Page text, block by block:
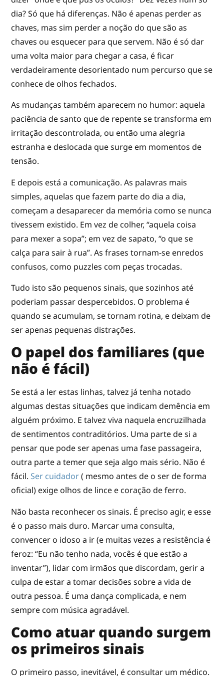
dia? Só que há diferenças. Não é apenas perder as
chaves, mas sim perder a noção do que são as
chaves ou esquecer para que servem. Não é só dar
uma volta maior para chegar a casa, é ficar
verdadeiramente desorientado num percurso que se
conhece de olhos fechados.
As mudanças também aparecem no humor: aquela
paciência de santo que de repente se transforma em
irritação descontrolada, ou então uma alegria
estranha e deslocada que surge em momentos de
tensão.
E depois está a comunicação. As palavras mais
simples, aquelas que fazem parte do dia a dia,
começam a desaparecer da memória como se nunca
tivessem existido. Em vez de colher, “aquela coisa
para mexer a sopa”; em vez de sapato, “o que se
calça para sair à rua”. As frases tornam-se enredos
confusos, como puzzles com peças trocadas.
Tudo isto são pequenos sinais, que sozinhos até
poderiam passar despercebidos. O problema é
quando se acumulam, se tornam rotina, e deixam de
ser apenas pequenas distrações.
O papel dos familiares (que
não é fácil)
Se está a ler estas linhas, talvez já tenha notado
algumas destas situações que indicam demência em
alguém próximo. E talvez viva naquela encruzilhada
de sentimentos contraditórios. Uma parte de si a
pensar que pode ser apenas uma fase passageira,
outra parte a temer que seja algo mais sério. Não é
fácil. Ser cuidador( mesmo antes de o ser de forma
oficial) exige olhos de lince e coração de ferro.
Não basta reconhecer os sinais. É preciso agir, e esse
é o passo mais duro. Marcar uma consulta,
convencer o idoso a ir (e muitas vezes a resistência é
feroz: “Eu não tenho nada, vocês é que estão a
inventar”), lidar com irmãos que discordam, gerir a
culpa de estar a tomar decisões sobre a vida de
outra pessoa. É uma dança complicada, e nem
sempre com música agradável.
Como atuar quando surgem
os primeiros sinais
O primeiro passo, inevitável, é consultar um médico.